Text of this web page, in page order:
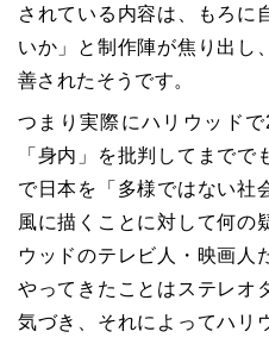
されている内容は、もろに
いか」と制作陣が焦り出し
善されたそうです。
つまり実際にハリウッド
「身内」を批判してまでで
で日本を「多様ではない社
風に描くことに対して何の
ウッドのテレビ人・映画人
やってきたことはステレオ
気づき、それによってハリ